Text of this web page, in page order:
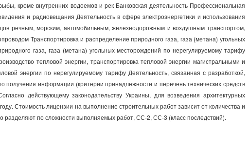
кроме внутренних водоемов и рек Банковская деятельность Профессиональная
и радиовещания Деятельность в сфере электроэнергетики и использования
речным, морским, автомобильным, железнодорожным и воздушным транспортом,
Транспортировка и распределение природного газа, газа (метана) угольных
газа, газа (метана) угольных месторождений по нерегулируемому тарифу
тепловой энергии, транспортировка тепловой энергии магистральными и
энергии по нерегулируемому тарифу Деятельность, связанная с разработкой,
получения информации (критерии принадлежности и перечень технических средств
действующему законодательству Украины, для возведения архитектурных
Стоимость лицензии на выполнение строительных работ зависит от количества и
разделяют по сложности выполняемых работ, СС-2, СС-3 (класс последствий).